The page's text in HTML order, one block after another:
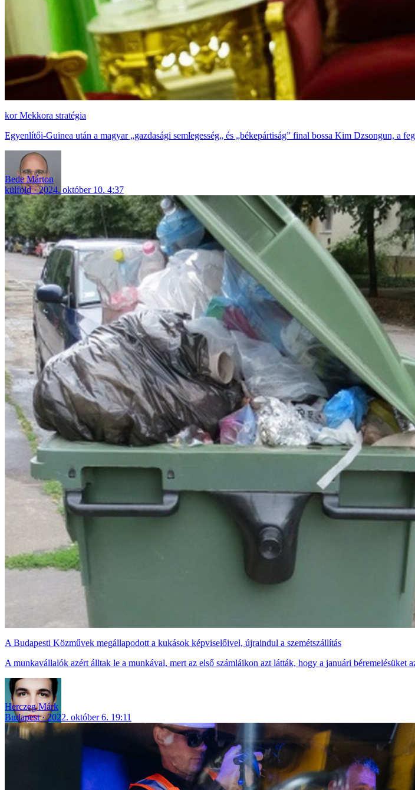
Mekkora stratégia
Egyenlítői-Guinea után a magyar „gazdasági semlegesség„ és „békepártiság” final bossa Kim Dzsongun,
Bede Márton
külföld
2024. október 10. 4:37
A Budapesti Közművek megállapodott a kukások képviselőivel, újraindul a szemétszállítás
A munkavállalók azért álltak le a munkával, mert az első számláikon azt látták, hogy a januári béremelésüket
Herczeg Márk
Budapest
2022. október 6. 19:11